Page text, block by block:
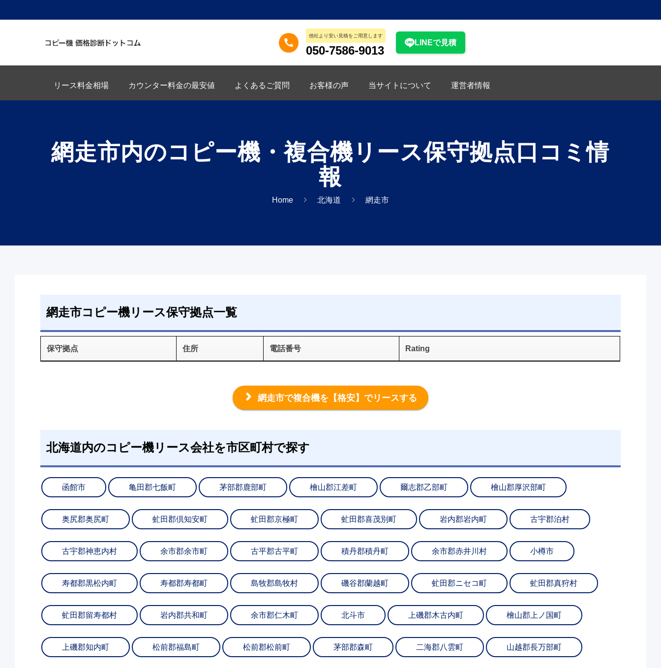
他社より安い見積をご用意します
050-7586-9013
LINEで見積
リース料金相場 カウンター料金の最安値 よくあるご質問 お客様の声 当サイトについて 運営者情報
網走市内のコピー機・複合機リース保守拠点口コミ情
報
Home 北海道 網走市
網走市コピー機リース保守拠点一覧
保守拠点 住所 電話番号 Rating
網走市で複合機を 【格安】でリースする
北海道内のコピー機リース会社を市区町村で探す
函館市 亀田郡七飯町 茅部郡鹿部町 檜山郡江差町 爾志郡乙部町 檜山郡厚沢部町
奥尻郡奥尻町 虻田郡倶知安町 虻田郡京極町 虻田郡喜茂別町 岩内郡岩内町 古宇郡泊村
古宇郡神恵内村 余市郡余市町 古平郡古平町 積丹郡積丹町 余市郡赤井川村 小樽市
寿都郡黒松内町 寿都郡寿都町 島牧郡島牧村 磯谷郡蘭越町 虻田郡ニセコ町 虻田郡真狩村
虻田郡留寿都村 岩内郡共和町 余市郡仁木町 北斗市 上磯郡木古内町 檜山郡上ノ国町
上磯郡知内町 松前郡福島町 松前郡松前町 茅部郡森町 二海郡八雲町 山越郡長万部町